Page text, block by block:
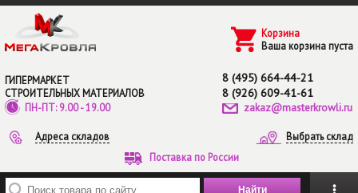
Перейти к основному содержанию
ГИПЕРМАРКЕТ
СТРОИТЕЛЬНЫХ МАТЕРИАЛОВ
ПН-ПТ: 9.00 - 19.00
8 (495) 664-44-21
8 (926) 609-41-61
zakaz@masterkrowli.ru
Адреса складов
Выбрать склад
Поставка по России
Корзина
Ваша корзина пуста
Введите ключевые слова для поиска